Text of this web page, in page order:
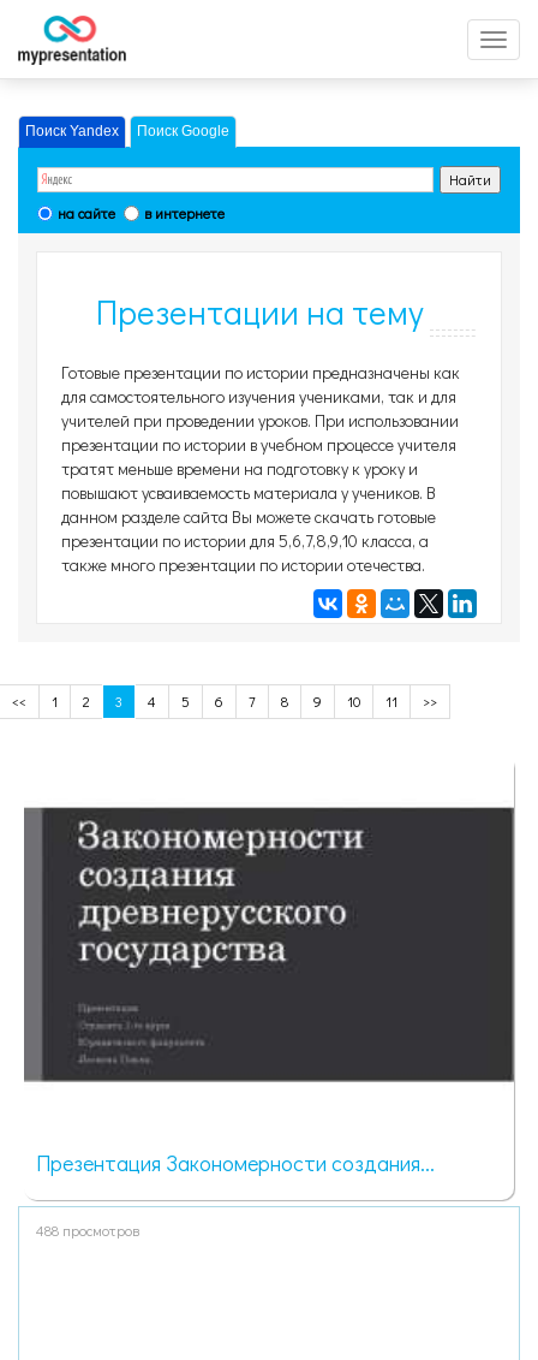
меню
Поиск Yandex Поиск Google
на сайте в интернете
Презентации на тему
Готовые презентации по истории предназначены как
для самостоятельного изучения учениками, так и для
учителей при проведении уроков. При использовании
презентации по истории в учебном процессе учителя
тратят меньше времени на подготовку к уроку и
повышают усваиваемость материала у учеников. В
данном разделе сайта Вы можете скачать готовые
презентации по истории для 5,6,7,8,9,10 класса, а
также много презентации по истории отечества.
<< 1 2 3 4 5 6 7 8 9 10 11 >>
Презентация Закономерности создания...
488 просмотров